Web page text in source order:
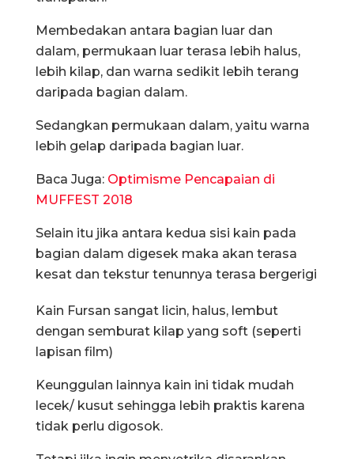
Membedakan antara bagian luar dan
dalam, permukaan luar terasa lebih halus,
lebih kilap, dan warna sedikit lebih terang
daripada bagian dalam.
Sedangkan permukaan dalam, yaitu warna
lebih gelap daripada bagian luar.
Baca Juga: Optimisme Pencapaian di
MUFFEST 2018
Selain itu jika antara kedua sisi kain pada
bagian dalam digesek maka akan terasa
kesat dan tekstur tenunnya terasa bergerigi
Kain Fursan sangat licin, halus, lembut
dengan semburat kilap yang soft (seperti
lapisan film)
Keunggulan lainnya kain ini tidak mudah
lecek/ kusut sehingga lebih praktis karena
tidak perlu digosok.